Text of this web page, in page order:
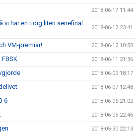
2018-06-17 11:44
vi har en tidig liten seriefinal
2018-06-12 23:41
VM-premiär! 2018-06-12 10:50
2018-06-11 21:36
2018-06-09 18:17
2018-06-07 12:48
6 2018-06-06 21:02
2018-06-05 22:46
2018-05-30 22:13